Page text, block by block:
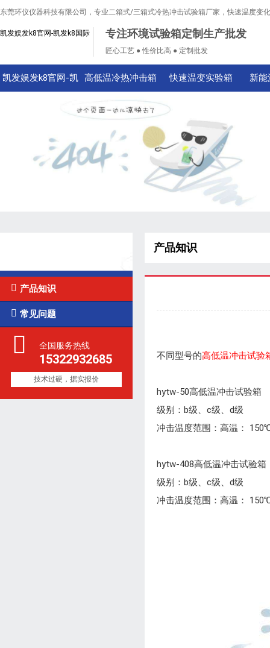
东莞环仪仪器科技有限公司，专业二箱式/三箱式冷热冲击试验箱厂家，快速温度变
凯发娱发k8官网-凯发k8国际 专注环境试验箱定制生产批发
匠心工艺 ● 性价比高 ● 定制批发
凯发娱发k8官网-凯 高低温冷热冲击箱 快速温变实验箱 新
 产品知识
 常见问题
全国服务热线
15322932685
技术过硬，据实报价
产品知识
不同型号的高低温冲击试验
hytw-50高低温冲击试验箱
级别：b级、c级、d级
冲击温度范围：高温：
hytw-408高低温冲击试验箱
级别：b级、c级、d级
冲击温度范围：高温：